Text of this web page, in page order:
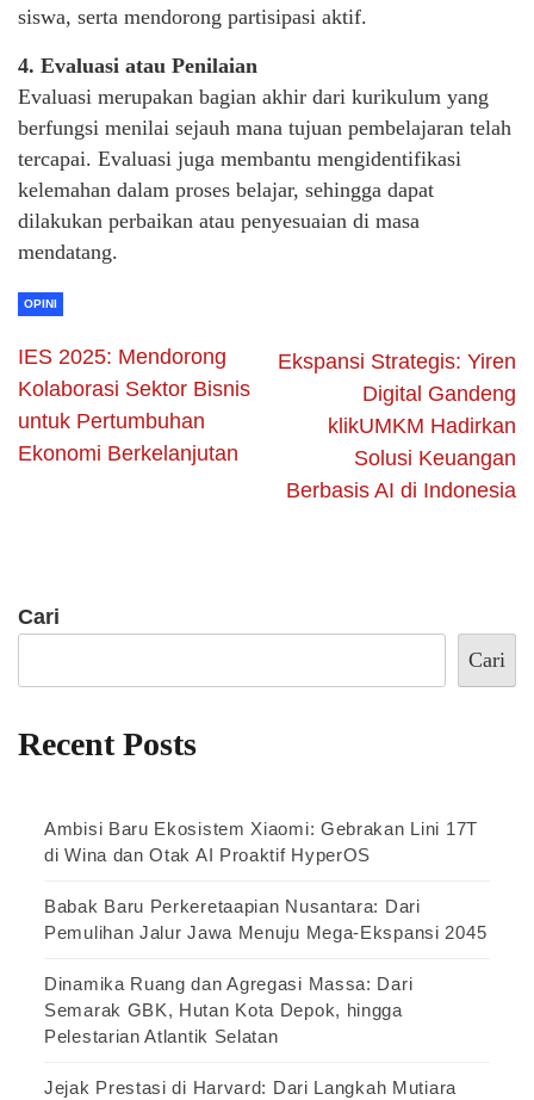
siswa, serta mendorong partisipasi aktif.
4. Evaluasi atau Penilaian
Evaluasi merupakan bagian akhir dari kurikulum yang
berfungsi menilai sejauh mana tujuan pembelajaran telah
tercapai. Evaluasi juga membantu mengidentifikasi
kelemahan dalam proses belajar, sehingga dapat
dilakukan perbaikan atau penyesuaian di masa
mendatang.
OPINI
IES 2025: Mendorong
Kolaborasi Sektor Bisnis
untuk Pertumbuhan
Ekonomi Berkelanjutan
Ekspansi Strategis: Yiren
Digital Gandeng
klikUMKM Hadirkan
Solusi Keuangan
Berbasis AI di Indonesia
Cari
Cari
Recent Posts
Ambisi Baru Ekosistem Xiaomi: Gebrakan Lini 17T
di Wina dan Otak AI Proaktif HyperOS
Babak Baru Perkeretaapian Nusantara: Dari
Pemulihan Jalur Jawa Menuju Mega-Ekspansi 2045
Dinamika Ruang dan Agregasi Massa: Dari
Semarak GBK, Hutan Kota Depok, hingga
Pelestarian Atlantik Selatan
Jejak Prestasi di Harvard: Dari Langkah Mutiara